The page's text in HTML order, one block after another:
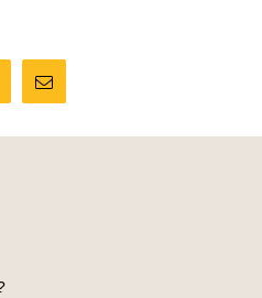
Send